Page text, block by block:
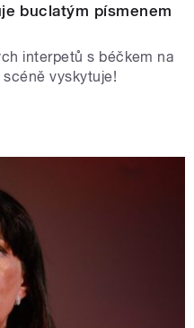
buclatým písmenem
interpetů s béčkem na
vyskytuje!